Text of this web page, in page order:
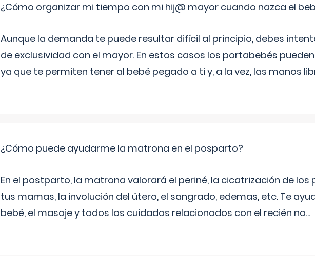
¿Cómo organizar mi tiempo con mi hij@ mayor cuando nazca el
Aunque la demanda te puede resultar difícil al principio, debes
de exclusividad con el mayor. En estos casos los portabebés
ya que te permiten tener al bebé pegado a ti y, a la vez, las manos
¿Cómo puede ayudarme la matrona en el posparto?
En el postparto, la matrona valorará el periné, la cicatrización de los
tus mamas, la involución del útero, el sangrado, edemas, etc. Te
bebé, el masaje y todos los cuidados relacionados con el recién na...